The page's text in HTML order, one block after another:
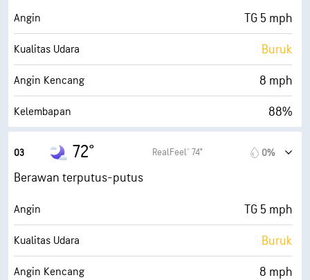
Tutupan Awan 36%
Jarak Pandang 10 mi
Ketinggian Awan 30000 ft
Angin TG 5 mph
Kualitas Udara Buruk
Angin Kencang 8 mph
Kelembapan 88%
Titik Embun
AccuLumen Brightness Index™
Tutupan Awan 47%
Jarak Pandang 10 mi
Ketinggian Awan 30000 ft
03 72° RealFeel® 74° 0%
Berawan terputus-putus
Angin TG 5 mph
Kualitas Udara Buruk
Angin Kencang 8 mph